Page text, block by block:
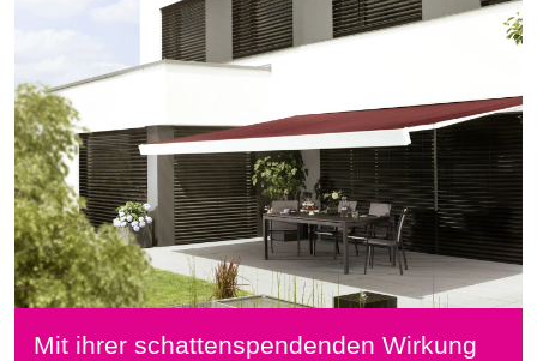
Mit ihrer schattenspendenden Wirkung